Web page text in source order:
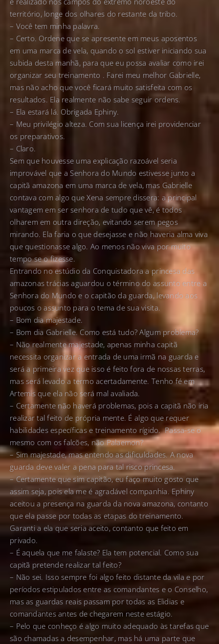
território, longe dos olhares do restante da tribo.
– Você tem minha palavra.
– Certo. Ordene que se apresente em meus aposentos
em uma marca de vela, quando o sol estiver iniciando sua
subida desta manhã, para que eu possa avaliar como irei
organizar seu treinamento . Farei meu melhor Gabrielle,
mas não acho que você ficará muito satisfeita com os
resultados. Ela realmente não sabe seguir ordens.
– Ela estará lá. Obrigada Ephiny.
– Meu privilégio alteza. Com sua licença irei providenciar
os preparativos.
– Claro.
Sem que houvesse uma explicação razoável seria
improvável que a Senhora do Mundo estivesse junto a
capitã amazona em uma marca de vela, mas Gabrielle
contava com algo que Xena sempre dissera: a principal
vantagem em ser senhora de tudo que vê, é todos
olharem em outra direção, evitando serem pegos
mirando. Ela faria o que desejasse e não haveria alma viva
que questionasse algo. Ao menos não viva por muito
tempo se o fizesse.
Entrando no estúdio da Conquistadora a princesa das
amazonas trácias aguardou o término do assunto entre a
Senhora do Mundo e o capitão da guarda, levando aos
poucos o assunto para o tema de sua visita.
– Bom dia majestade.
– Bom dia Gabrielle. Como está tudo? Algum problema?
– Não realmente majestade, apenas minha capitã
necessita organizar a entrada de uma irmã na guarda e
será a primeira vez que isso é feito fora de nossas terras,
mas será levado a termo acertadamente. Tenho fé em
Artemis que ela não será mal avaliada.
– Certamente não haverá problemas, pois a capitã não iria
realizar tal feito de própria mente. É algo que requer
habilidades específicas e treinamento rígido. Passa-se o
mesmo com os falcões, não Palaemon?
– Sim majestade, mas entendo as dificuldades. A nova
guarda deve valer a pena para tal risco princesa.
– Certamente que sim capitão, eu faço muito gosto que
assim seja, pois ela me é agradável companhia. Ephiny
aceitou a presença na guarda da nova amazona, contanto
que ela passe por todas as etapas do treinamento.
Garanti a ela que seria aceito, contanto que feito em
privado.
– É aquela que me falaste? Ela tem potencial. Como sua
capitã pretende realizar tal feito?
– Não sei. Isso sempre foi algo feito distante da vila e por
períodos estipulados entre as comandantes e o Conselho,
mas as guardas reais passam por todas as Elidias e
comandantes antes de chegarem neste estágio.
– Pelo que conheço é algo muito adequado às tarefas que
são chamadas a desempenhar, mas há uma parte que